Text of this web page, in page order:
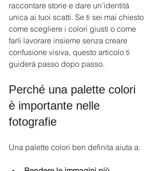
raccontare storie e dare un’identità
unica ai tuoi scatti. Se ti sei mai chiesto
come scegliere i colori giusti o come
farli lavorare insieme senza creare
confusione visiva, questo articolo ti
guiderà passo dopo passo.
Perché una palette colori
è importante nelle
fotografie
Una palette colori ben definita aiuta a: